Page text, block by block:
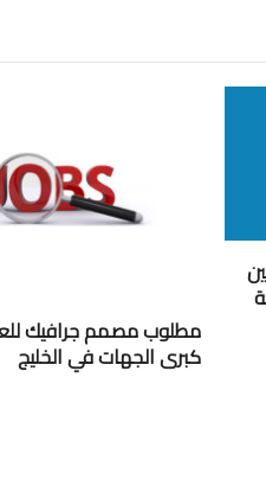
مطلوب مصمم جرافيك
كبرى الجهات في الخليج